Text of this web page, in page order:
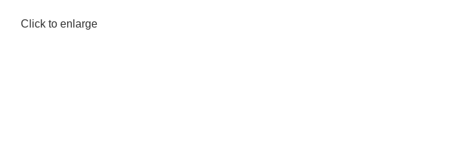
Click to enlarge